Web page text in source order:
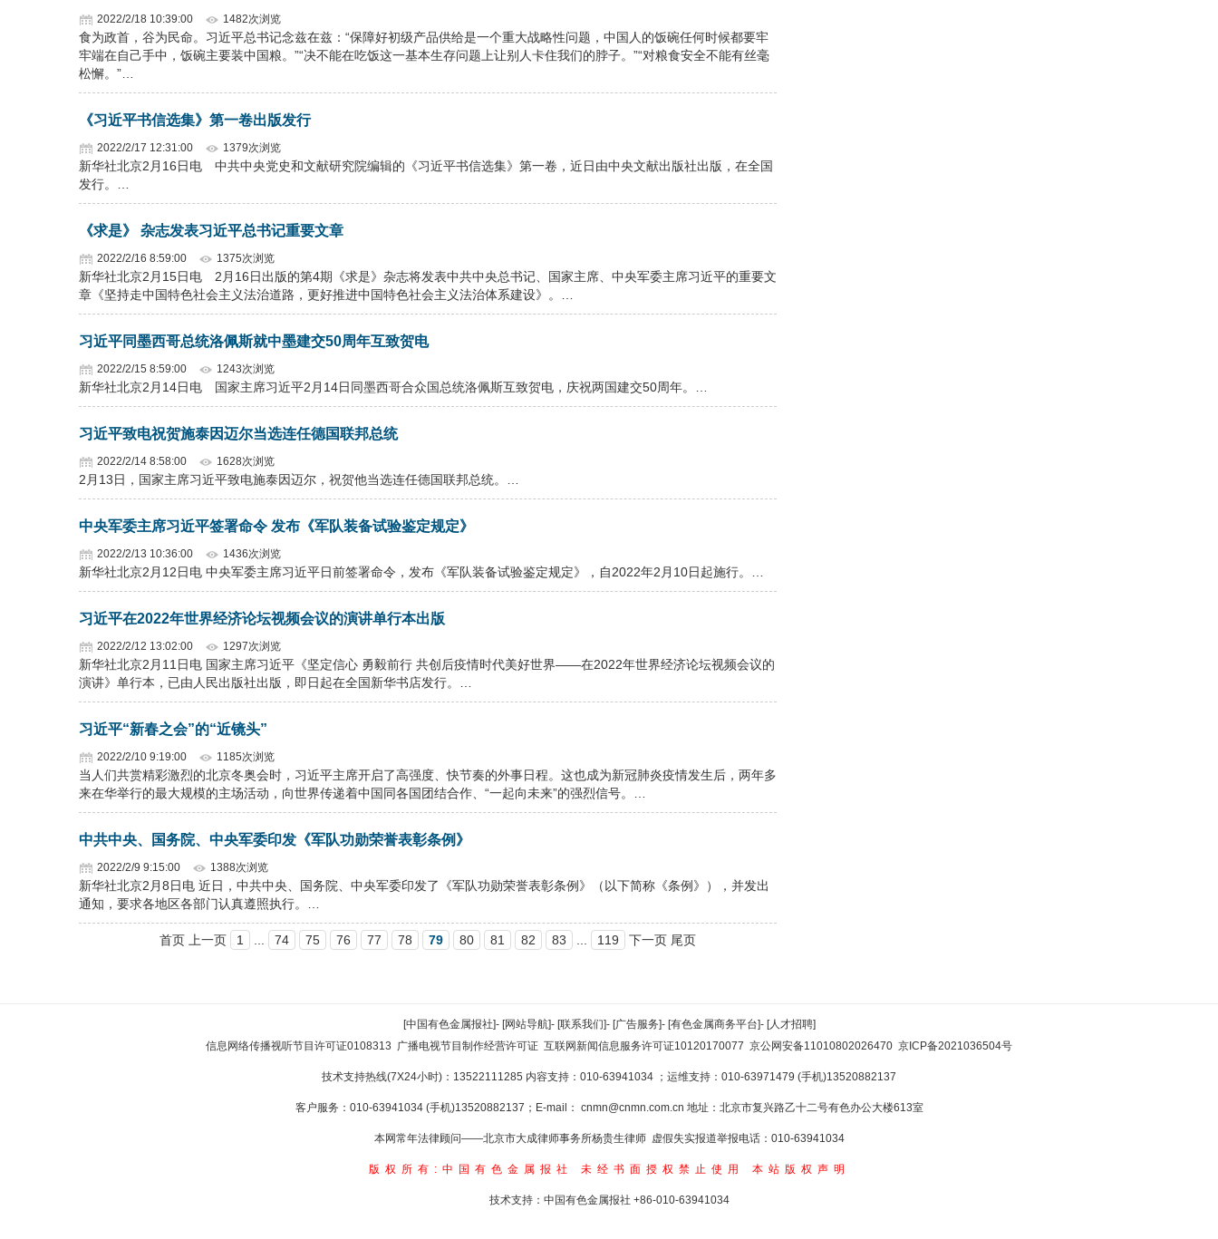
2022/2/18 10:39:00 1482次浏览
食为政首，谷为民命。习近平总书记念兹在兹：“保障好初级产品供给是一个重大战略性问题，中国人的饭碗任何时候都要牢
牢端在自己手中，饭碗主要装中国粮。”“决不能在吃饭这一基本生存问题上让别人卡住我们的脖子。”“对粮食安全不能有丝毫
松懈。”…
《习近平书信选集》第一卷出版发行
2022/2/17 12:31:00 1379次浏览
新华社北京2月16日电 中共中央党史和文献研究院编辑的《习近平书信选集》第一卷，近日由中央文献出版社出版，在全国
发行。…
《求是》 杂志发表习近平总书记重要文章
2022/2/16 8:59:00 1375次浏览
新华社北京2月15日电 2月16日出版的第4期《求是》杂志将发表中共中央总书记、国家主席、中央军委主席习近平的重要文
章《坚持走中国特色社会主义法治道路，更好推进中国特色社会主义法治体系建设》。…
习近平同墨西哥总统洛佩斯就中墨建交50周年互致贺电
2022/2/15 8:59:00 1243次浏览
新华社北京2月14日电 国家主席习近平2月14日同墨西哥合众国总统洛佩斯互致贺电，庆祝两国建交50周年。…
习近平致电祝贺施泰因迈尔当选连任德国联邦总统
2022/2/14 8:58:00 1628次浏览
2月13日，国家主席习近平致电施泰因迈尔，祝贺他当选连任德国联邦总统。…
中央军委主席习近平签署命令 发布《军队装备试验鉴定规定》
2022/2/13 10:36:00 1436次浏览
新华社北京2月12日电 中央军委主席习近平日前签署命令，发布《军队装备试验鉴定规定》，自2022年2月10日起施行。…
习近平在2022年世界经济论坛视频会议的演讲单行本出版
2022/2/12 13:02:00 1297次浏览
新华社北京2月11日电 国家主席习近平《坚定信心 勇毅前行 共创后疫情时代美好世界——在2022年世界经济论坛视频会议的
演讲》单行本，已由人民出版社出版，即日起在全国新华书店发行。…
习近平“新春之会”的“近镜头”
2022/2/10 9:19:00 1185次浏览
当人们共赏精彩激烈的北京冬奥会时，习近平主席开启了高强度、快节奏的外事日程。这也成为新冠肺炎疫情发生后，两年多
来在华举行的最大规模的主场活动，向世界传递着中国同各国团结合作、“一起向未来”的强烈信号。…
中共中央、国务院、中央军委印发《军队功勋荣誉表彰条例》
2022/2/9 9:15:00 1388次浏览
新华社北京2月8日电 近日，中共中央、国务院、中央军委印发了《军队功勋荣誉表彰条例》（以下简称《条例》），并发出
通知，要求各地区各部门认真遵照执行。…
首页 上一页 1 74 75 76 77 78 79 80 81 82 83 119 下一页 尾页
[中国有色金属报社]- [网站导航]- [联系我们]- [广告服务]- [有色金属商务平台]- [人才招聘]
信息网络传播视听节目许可证0108313 广播电视节目制作经营许可证 互联网新闻信息服务许可证10120170077 京公网安备11010802026470 京ICP备2021036504号
技术支持热线(7X24小时)：13522111285 内容支持：010-63941034 ；运维支持：010-63971479 (手机)13520882137
客户服务：010-63941034 (手机)13520882137；E-mail： cnmn@cnmn.com.cn 地址：北京市复兴路乙十二号有色办公大楼613室
本网常年法律顾问——北京市大成律师事务所杨贵生律师 虚假失实报道举报电话：010-63941034
版权所有:中国有色金属报社 未经书面授权禁止使用 本站版权声明
技术支持：中国有色金属报社 +86-010-63941034